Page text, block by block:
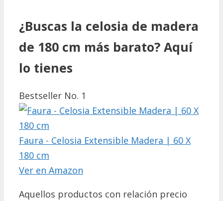
¿Buscas la celosia de madera
de 180 cm más barato? Aquí
lo tienes
Bestseller No. 1
Faura - Celosia Extensible Madera | 60 X
180 cm
Ver en Amazon
Aquellos productos con relación precio